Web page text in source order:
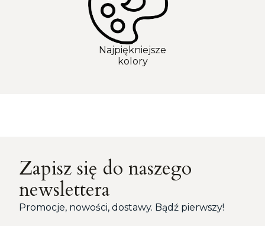
Najpiękniejsze
kolory
Zapisz się do naszego
newslettera
Promocje, nowości, dostawy. Bądź pierwszy!